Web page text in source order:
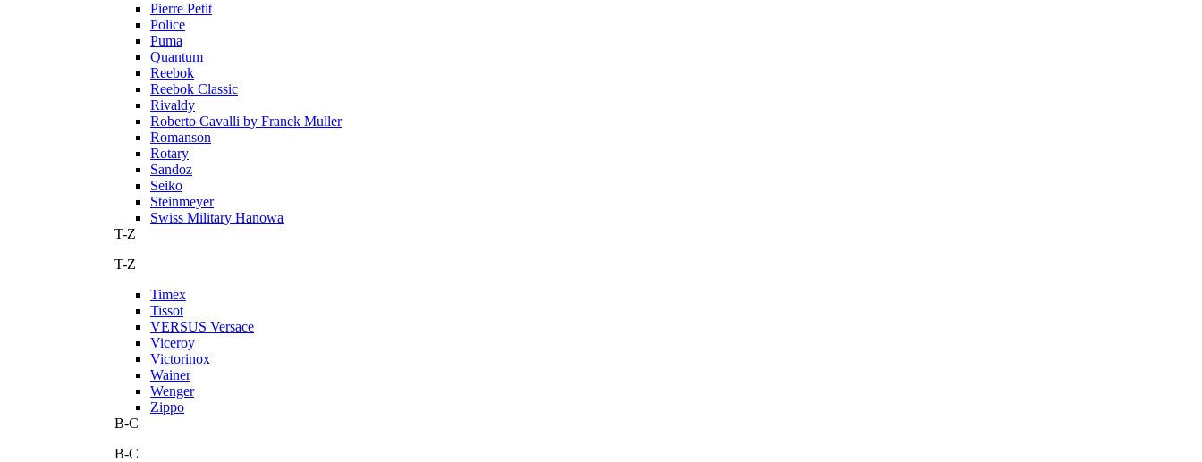
Pierre Petit
Police
Puma
Quantum
Reebok
Reebok Classic
Rivaldy
Roberto Cavalli by Franck Muller
Romanson
Rotary
Sandoz
Seiko
Steinmeyer
Swiss Military Hanowa
T-Z
T-Z
Timex
Tissot
VERSUS Versace
Viceroy
Victorinox
Wainer
Wenger
Zippo
В-С
В-С